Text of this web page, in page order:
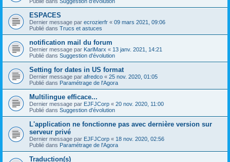
ESPACES
Dernier message par ecrozierfr « 09 mars 2021, 09:06
Publié dans Trucs et astuces
notification mail du forum
Dernier message par KarlMarx « 13 janv. 2021, 14:21
Publié dans Suggestion d'évolution
Setting for dates in US format
Dernier message par afredco « 25 nov. 2020, 01:05
Publié dans Paramétrage de l'Agora
Multilingue efficace...
Dernier message par EJFJCorp « 20 nov. 2020, 11:00
Publié dans Suggestion d'évolution
L'application ne fonctionne pas avec dernière version sur
serveur privé
Dernier message par EJFJCorp « 18 nov. 2020, 02:56
Publié dans Paramétrage de l'Agora
Traduction(s)